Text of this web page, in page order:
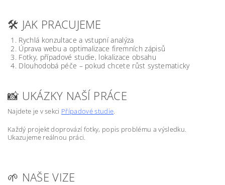
🛠️ JAK PRACUJEME
Rychlá konzultace a vstupní analýza
Úprava webu a optimalizace firemních zápisů
Fotky, případové studie, lokalizace obsahu
Dlouhodobá péče – pokud chcete růst systematicky
📸 UKÁZKY NAŠÍ PRÁCE
Najdete je v sekci Případové studie.
Každý projekt doprovází fotky, popis problému a výsledku.
Ukazujeme reálnou práci.
🌱 NAŠE VIZE